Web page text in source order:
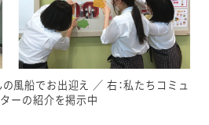
風船でお出迎え ／ 右：私たちコミュ
ーの紹介を掲示中